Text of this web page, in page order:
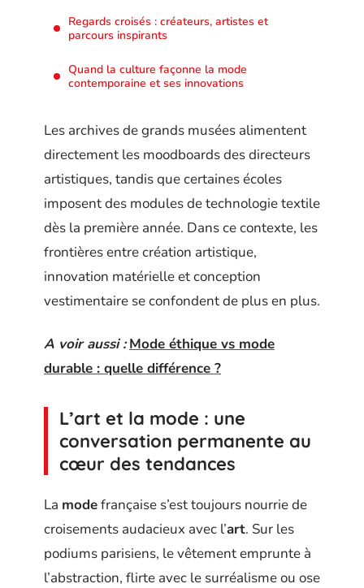
Regards croisés : créateurs, artistes et
parcours inspirants
Quand la culture façonne la mode
contemporaine et ses innovations
Les archives de grands musées alimentent
directement les moodboards des directeurs
artistiques, tandis que certaines écoles
imposent des modules de technologie textile
dès la première année. Dans ce contexte, les
frontières entre création artistique,
innovation matérielle et conception
vestimentaire se confondent de plus en plus.
A voir aussi : Mode éthique vs mode
durable : quelle différence ?
L’art et la mode : une
conversation permanente au
cœur des tendances
La modefrançaise s’est toujours nourrie de
croisements audacieux avec l’art. Sur les
podiums parisiens, le vêtement emprunte à
l’abstraction, flirte avec le surréalisme ou ose